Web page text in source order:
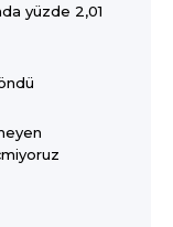
yüzde 2,01